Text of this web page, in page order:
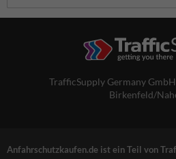
TrafficSupply Germany
Birkenfeld/
Anfahrschutzkaufen.de ist ein Teil von